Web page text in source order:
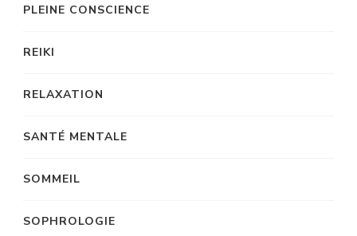
PLEINE CONSCIENCE
REIKI
RELAXATION
SANTÉ MENTALE
SOMMEIL
SOPHROLOGIE